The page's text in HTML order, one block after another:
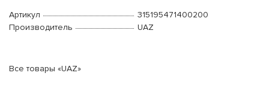
Артикул
315195471400200
Производитель
UAZ
Все товары «UAZ»